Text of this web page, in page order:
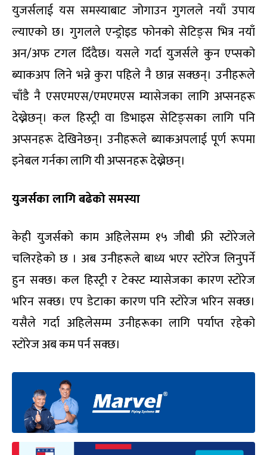
युजर्सलाई यस समस्याबाट जोगाउन गुगलले नयाँ उपाय
ल्याएको छ। गुगलले एन्ड्रोइड फोनको सेटिङ्स भित्र नयाँ
अन/अफ टगल दिँदैछ। यसले गर्दा युजर्सले कुन एप्सको
ब्याकअप लिने भन्ने कुरा पहिले नै छान्न सक्छन्। उनीहरूले
चाँडै नै एसएमएस/एमएमएस म्यासेजका लागि अप्सनहरू
देख्नेछन्। कल हिस्ट्री वा डिभाइस सेटिङ्सका लागि पनि
अप्सनहरू देखिनेछन्। उनीहरूले ब्याकअपलाई पूर्ण रूपमा
इनेबल गर्नका लागि यी अप्सनहरू देख्नेछन्।
युजर्सका लागि बढेको समस्या
केही युजर्सको काम अहिलेसम्म १५ जीबी फ्री स्टोरेजले
चलिरहेको छ । अब उनीहरूले बाध्य भएर स्टोरेज लिनुपर्ने
हुन सक्छ। कल हिस्ट्री र टेक्स्ट म्यासेजका कारण स्टोरेज
भरिन सक्छ। एप डेटाका कारण पनि स्टोरेज भरिन सक्छ।
यसैले गर्दा अहिलेसम्म उनीहरूका लागि पर्याप्त रहेको
स्टोरेज अब कम पर्न सक्छ।